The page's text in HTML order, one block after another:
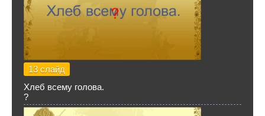
13 слайд
Хлеб всему голова.
?